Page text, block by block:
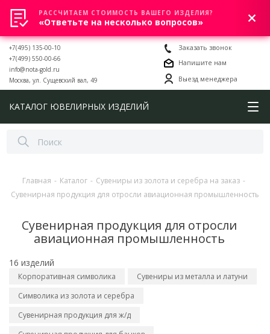
0
+7(495) 135-00-10
+7(499) 550-00-66
info@nota-gold.ru
Москва, ул. Сущевский вал, 49
Заказать звонок
Напишите нам
Выезд менеджера
КАТАЛОГ ЮВЕЛИРНЫХ ИЗДЕЛИЙ
Главная - Каталог - Сувениры из золота и серебра на заказ -
Сувенирная продукция для отросли авиационная промышленность
Сувенирная продукция для отросли
авиационная промышленность
16 изделий
Корпоративная символика
Сувениры из металла и латуни
Символика из золота и серебра
Сувенирная продукция для ж/д
РАССЧИТАЕМ СТОИМОСТЬ ВАШЕГО ИЗДЕЛИЯ?
«Ответьте на несколько вопросов»